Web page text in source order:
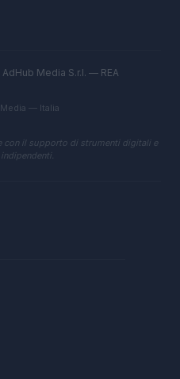
Media S.r.l. — REA
— Italia
con il supporto di strumenti digitali e